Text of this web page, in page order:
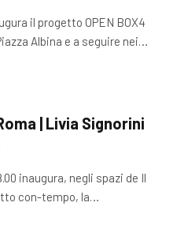
il progetto OPEN BOX4
Albina e a seguire nei…
| Livia Signorini
inaugura, negli spazi de Il
con-tempo, la…